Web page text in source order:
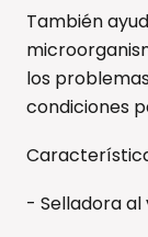
También
los
condiciones
- Selladora